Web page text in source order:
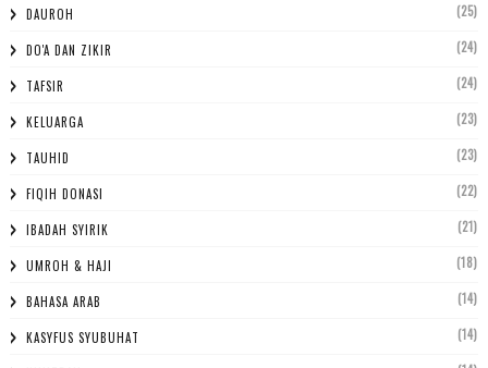
DAUROH (25)
DO'A DAN ZIKIR (24)
TAFSIR (24)
KELUARGA (23)
TAUHID (23)
FIQIH DONASI (22)
IBADAH SYIRIK (21)
UMROH & HAJI (18)
BAHASA ARAB (14)
KASYFUS SYUBUHAT (14)